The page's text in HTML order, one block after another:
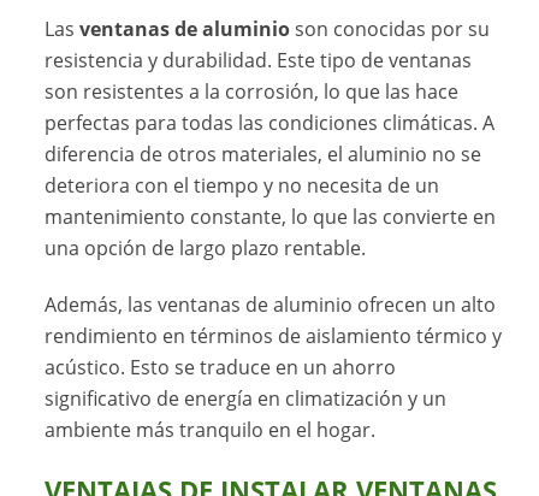
Lasventanas de aluminioson conocidas por su
resistencia y durabilidad. Este tipo de ventanas
son resistentes a la corrosión, lo que las hace
perfectas para todas las condiciones climáticas. A
diferencia de otros materiales, el aluminio no se
deteriora con el tiempo y no necesita de un
mantenimiento constante, lo que las convierte en
una opción de largo plazo rentable.
Además, las ventanas de aluminio ofrecen un alto
rendimiento en términos de aislamiento térmico y
acústico. Esto se traduce en un ahorro
significativo de energía en climatización y un
ambiente más tranquilo en el hogar.